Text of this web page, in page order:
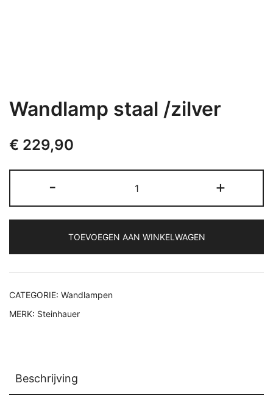
Wandlamp staal /zilver
€ 229,90
-
staal
/zilver
+
TOEVOEGEN AAN WINKELWAGEN
CATEGORIE: Wandlampen
MERK: Steinhauer
Beschrijving